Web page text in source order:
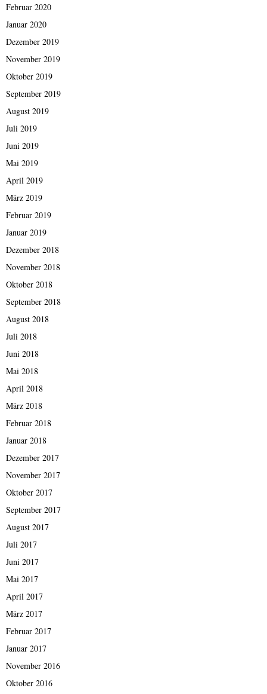
Februar 2020
Januar 2020
Dezember 2019
November 2019
Oktober 2019
September 2019
August 2019
Juli 2019
Juni 2019
Mai 2019
April 2019
März 2019
Februar 2019
Januar 2019
Dezember 2018
November 2018
Oktober 2018
September 2018
August 2018
Juli 2018
Juni 2018
Mai 2018
April 2018
März 2018
Februar 2018
Januar 2018
Dezember 2017
November 2017
Oktober 2017
September 2017
August 2017
Juli 2017
Juni 2017
Mai 2017
April 2017
März 2017
Februar 2017
Januar 2017
November 2016
Oktober 2016